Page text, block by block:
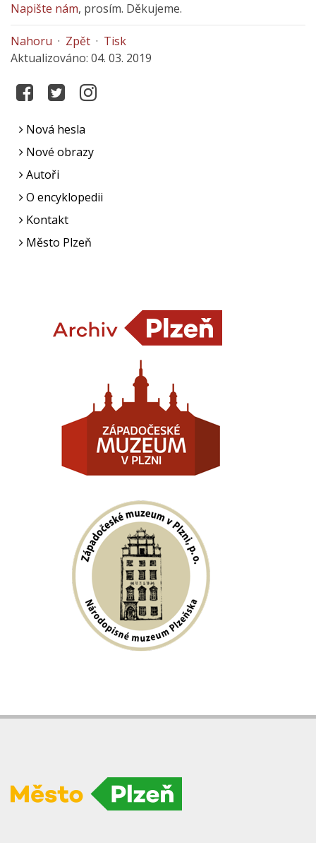
Napište nám, prosím. Děkujeme.
Nahoru · Zpět · Tisk
Aktualizováno: 04. 03. 2019
Nová hesla
Nové obrazy
Autoři
O encyklopedii
Kontakt
Město Plzeň